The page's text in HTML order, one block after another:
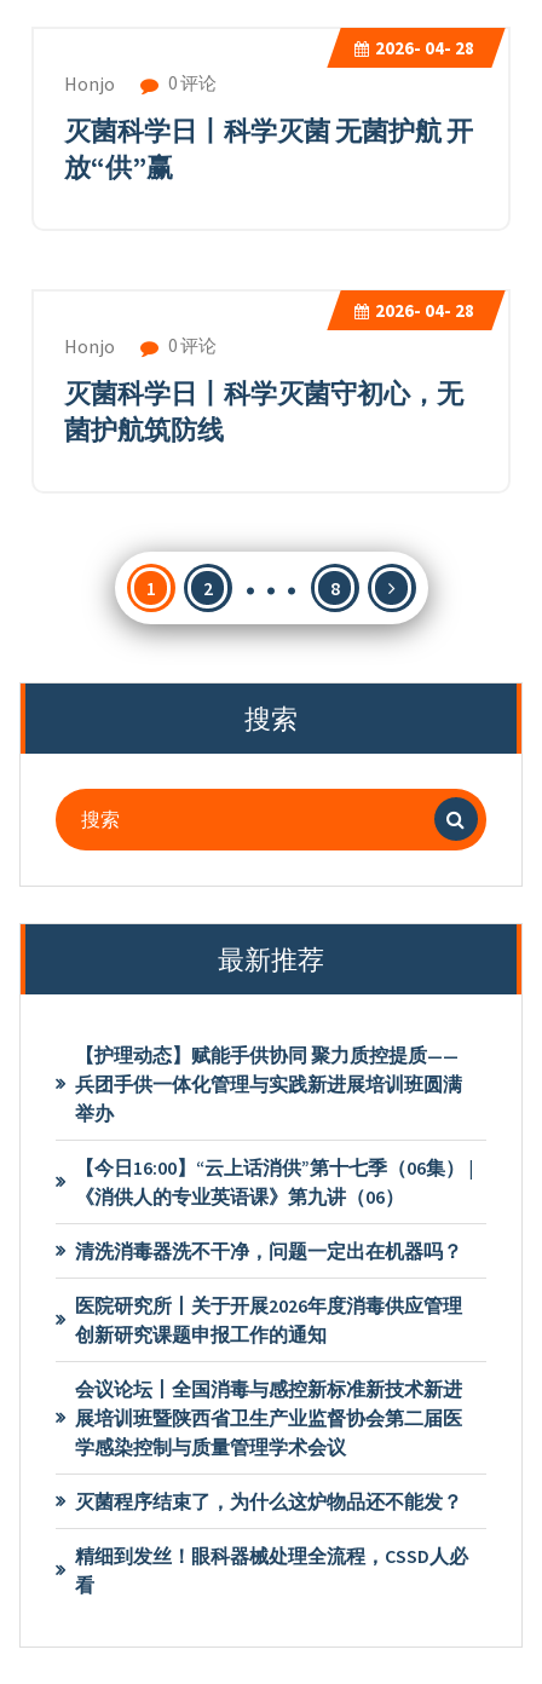
2026- 04- 28
Honjo 0 评论
灭菌科学日丨科学灭菌 无菌护航 开
放“供”赢
2026- 04- 28
Honjo 0 评论
灭菌科学日丨科学灭菌守初心，无
菌护航筑防线
文
章
1 2 … 8
搜索
搜
索：
最新推荐
【护理动态】赋能手供协同 聚力质控提质——
兵团手供一体化管理与实践新进展培训班圆满
举办
【今日16:00】“云上话消供”第十七季（06集） |
《消供人的专业英语课》第九讲（06）
清洗消毒器洗不干净，问题一定出在机器吗？
医院研究所丨关于开展2026年度消毒供应管理
创新研究课题申报工作的通知
会议论坛丨全国消毒与感控新标准新技术新进
展培训班暨陕西省卫生产业监督协会第二届医
学感染控制与质量管理学术会议
灭菌程序结束了，为什么这炉物品还不能发？
精细到发丝！眼科器械处理全流程，CSSD人必
看